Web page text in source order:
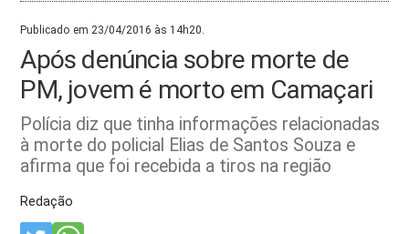
Publicado em 23/04/2016 às 14h20.
Após denúncia sobre morte de
PM, jovem é morto em Camaçari
Polícia diz que tinha informações relacionadas
à morte do policial Elias de Santos Souza e
afirma que foi recebida a tiros na região
Redação